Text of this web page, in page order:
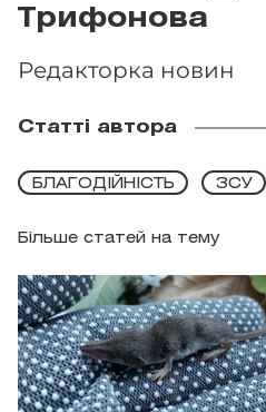
Трифонова
Редакторка новин
Статті автора
Більше статей на тему
БЛАГОДІЙНІСТЬ ЗСУ